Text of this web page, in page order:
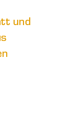
und